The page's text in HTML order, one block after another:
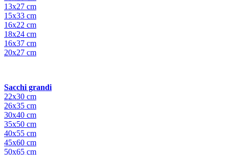
13x27 cm
15x33 cm
16x22 cm
18x24 cm
16x37 cm
20x27 cm
Sacchi grandi
22x30 cm
26x35 cm
30x40 cm
35x50 cm
40x55 cm
45x60 cm
50x65 cm